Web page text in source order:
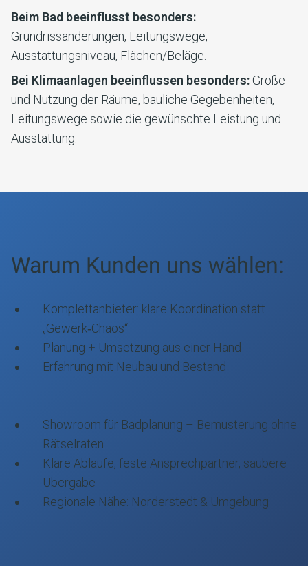
Beim Bad beeinflusst besonders:
Grundrissänderungen, Leitungswege,
Ausstattungsniveau, Flächen/Beläge.
Bei Klimaanlagen beeinflussen besonders:Größe
und Nutzung der Räume, bauliche Gegebenheiten,
Leitungswege sowie die gewünschte Leistung und
Ausstattung.
Warum Kunden uns wählen:
Komplettanbieter: klare Koordination statt
„Gewerk‑Chaos“
Planung + Umsetzung aus einer Hand
Erfahrung mit Neubau und Bestand
Showroom für Badplanung – Bemusterung ohne
Rätselraten
Klare Abläufe, feste Ansprechpartner, saubere
Übergabe
Regionale Nähe: Norderstedt & Umgebung